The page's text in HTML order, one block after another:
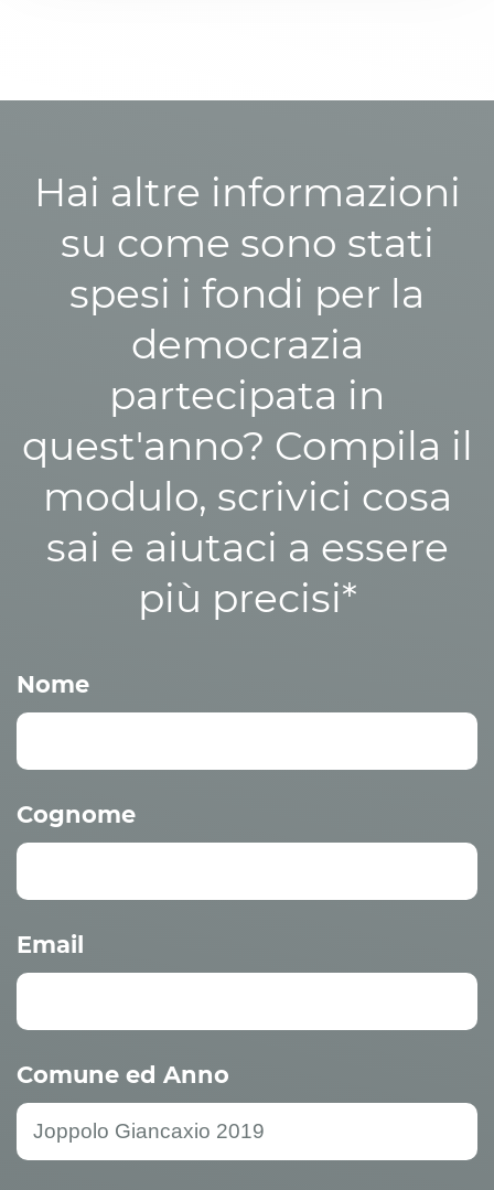
Hai altre informazioni
su come sono stati
spesi i fondi per la
democrazia
partecipata in
quest'anno? Compila il
modulo, scrivici cosa
sai e aiutaci a essere
più precisi*
Nome
Cognome
Email
Comune ed Anno